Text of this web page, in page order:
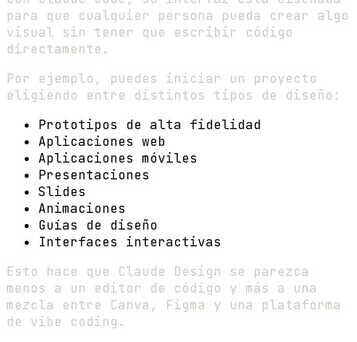
para que cualquier persona pueda crear algo
visual sin tener que escribir código
directamente.
Por ejemplo, puedes iniciar un proyecto
eligiendo entre distintos tipos de diseño:
Prototipos de alta fidelidad
Aplicaciones web
Aplicaciones móviles
Presentaciones
Slides
Animaciones
Guías de diseño
Interfaces interactivas
Esto hace que Claude Design se parezca
menos a un editor de código y más a una
mezcla entre Canva, Figma y una plataforma
de vibe coding.